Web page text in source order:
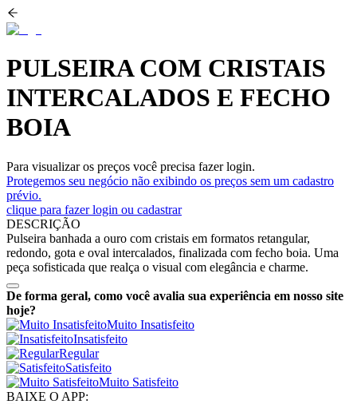
PULSEIRA COM CRISTAIS
INTERCALADOS E FECHO
BOIA
Para visualizar os preços você precisa fazer login.
Protegemos seu negócio não exibindo os preços sem um cadastro
prévio.
clique para fazer login ou cadastrar
DESCRIÇÃO
Pulseira banhada a ouro com cristais em formatos retangular,
redondo, gota e oval intercalados, finalizada com fecho boia. Uma
peça sofisticada que realça o visual com elegância e charme.
De forma geral, como você avalia sua experiência em nosso site
hoje?
Muito Insatisfeito
Insatisfeito
Regular
Satisfeito
Muito Satisfeito
BAIXE O APP: